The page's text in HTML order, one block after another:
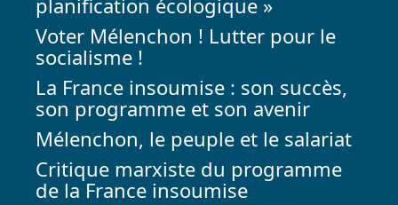
planification écologique »
Voter Mélenchon ! Lutter pour le
socialisme !
La France insoumise : son succès,
son programme et son avenir
Mélenchon, le peuple et le salariat
Critique marxiste du programme
de la France insoumise